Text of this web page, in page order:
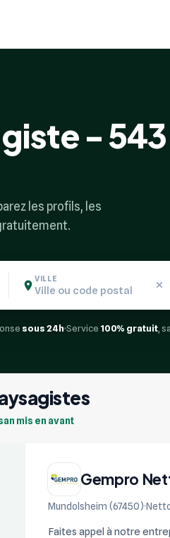
-
les profils, les
VILLE
sous 24h Service 100% gratuit ,
mis en avant
Gempro
Mundolsheim (67450)
Faites appel à notre